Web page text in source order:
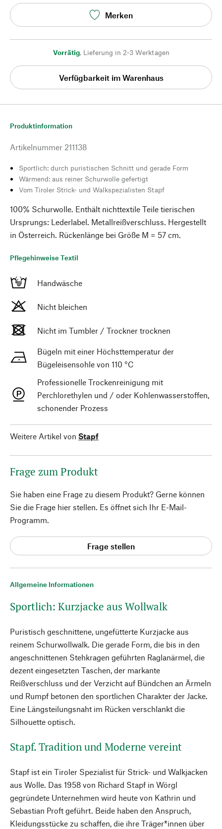
Merken
Vorrätig, Lieferung in 2-3 Werktagen
Verfügbarkeit im Warenhaus
Allgemeine Informationen
Sportlich: Kurzjacke aus Wollwalk
Puristisch geschnittene, ungefütterte Kurzjacke aus
reinem Schurwollwalk. Die gerade Form, die bis in den
angeschnittenen Stehkragen geführten Raglanärmel, die
dezent eingesetzten Taschen, der markante
Reißverschluss und der Verzicht auf Bündchen an Ärmeln
und Rumpf betonen den sportlichen Charakter der Jacke.
Eine Längsteilungsnaht im Rücken verschlankt die
Silhouette optisch.
Stapf. Tradition und Moderne vereint
Stapf ist ein Tiroler Spezialist für Strick- und Walkjacken
aus Wolle. Das 1958 von Richard Stapf in Wörgl
gegründete Unternehmen wird heute von Kathrin und
Sebastian Proft geführt. Beide haben den Anspruch,
Kleidungsstücke zu schaffen, die ihre Träger*innen über
Produktinformation
Artikelnummer 211138
Sportlich: durch puristischen Schnitt und gerade Form
Wärmend: aus reiner Schurwolle gefertigt
Vom Tiroler Strick- und Walkspezialisten Stapf
100% Schurwolle. Enthält nichttextile Teile tierischen
Ursprungs: Lederlabel. Metallreißverschluss. Hergestellt
in Österreich. Rückenlänge bei Größe M = 57 cm.
Pflegehinweise Textil
Handwäsche
Nicht bleichen
Nicht im Tumbler / Trockner trocknen
Bügeln mit einer Höchsttemperatur der
Bügeleisensohle von 110 °C
Professionelle Trockenreinigung mit
Perchlorethylen und / oder Kohlenwasserstoffen,
schonender Prozess
Weitere Artikel von Stapf
Frage zum Produkt
Sie haben eine Frage zu diesem Produkt? Gerne können
Sie die Frage hier stellen. Es öffnet sich Ihr E-Mail-
Programm.
Frage stellen